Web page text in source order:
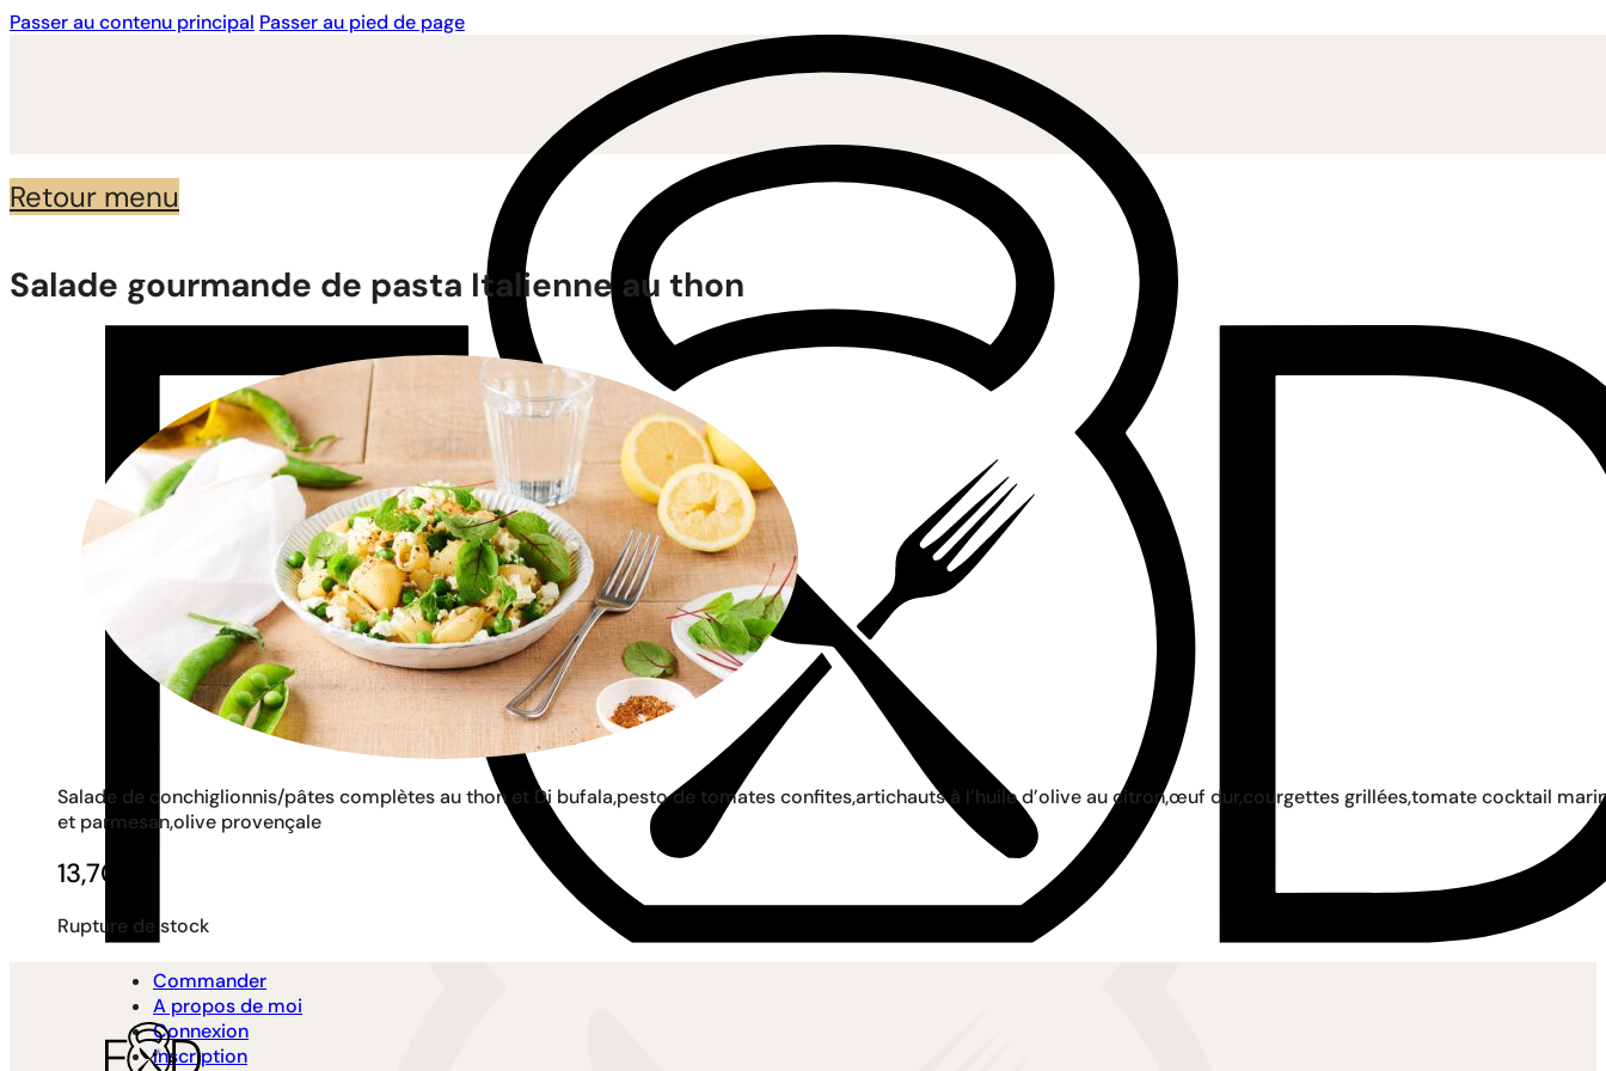
Passer au contenu principal Passer au pied de page
Commander
A propos de moi
Connexion
Inscription
Retour menu
Salade gourmande de pasta Italienne au thon
Salade de conchiglionnis/pâtes complètes au thon et Di bufala,pesto de tomates confites,artichauts à l’huile d’olive au citron,œuf dur,courgettes grillées,tomate cocktail
et parmesan,olive provençale
13,70
Rupture de stock